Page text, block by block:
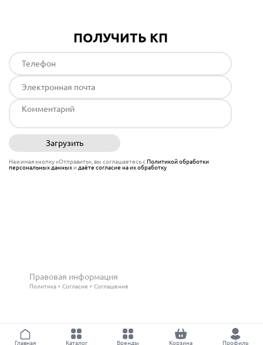
ПОЛУЧИТЬ КП
Загрузить
Нажимая кнопку «Отправить», вы соглашаетесь сПолитикой обработки
персональных данныхи даёте согласие на их обработку
Правовая информация
Политика Согласие Соглашение
Главная Каталог Бренды Корзина Профиль